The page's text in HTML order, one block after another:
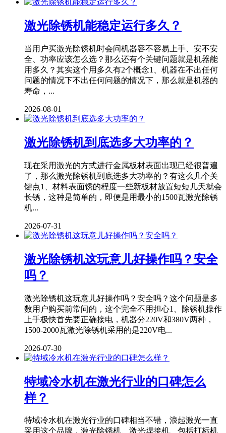
激光除锈机能稳定运行多久？
当用户买激光除锈机时会问机器容不容易上手、安不安
全、功率应该怎么选？那么还有个关键问题就是机器能
用多久？其实这个用多久有2个概念1、机器在不出任何
问题的情况下不出任何问题的情况下，那么就是机器的
寿命，...
2026-08-01
激光除锈机到底选多大功率的？
现在采用激光的方式进行金属板材表面出现已经很普遍
了，那么激光除锈机到底选多大功率的？有这么几个关
键点1、材料表面锈的程度一些新板材放置短短几天就会
长锈，这种是简单的，即便是用最小的1500瓦激光除锈
机...
2026-07-31
激光除锈机这玩意儿好操作吗？安全
吗？
激光除锈机这玩意儿好操作吗？安全吗？这个问题是多
数用户购买前常问的，这个完全不用担心1、除锈机操作
上手极快首先要正确接电，机器分220V和380V两种，
1500-2000瓦激光除锈机采用的是220V电...
2026-07-30
特域冷水机在激光行业的口碑怎么
样？
特域冷水机在激光行业的口碑相当不错，浪起激光一直
采用这个品牌，激光除锈机、激光焊接机、包括打标机